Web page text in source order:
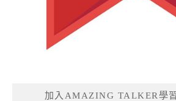
加入AMAZING TALKER學